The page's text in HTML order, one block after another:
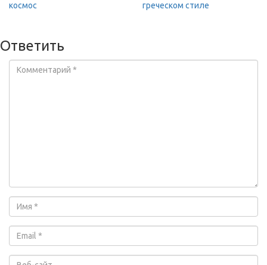
космос
греческом стиле
Ответить